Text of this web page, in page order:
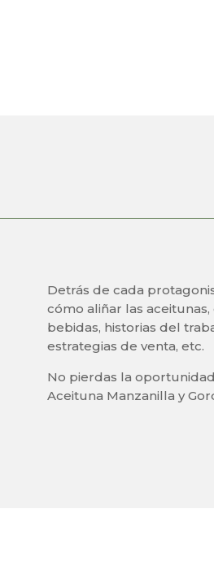
Detrás de cada
cómo aliñar las
bebidas, historias del
estrategias de venta, etc.
No pierdas la
Aceituna Manzanilla y